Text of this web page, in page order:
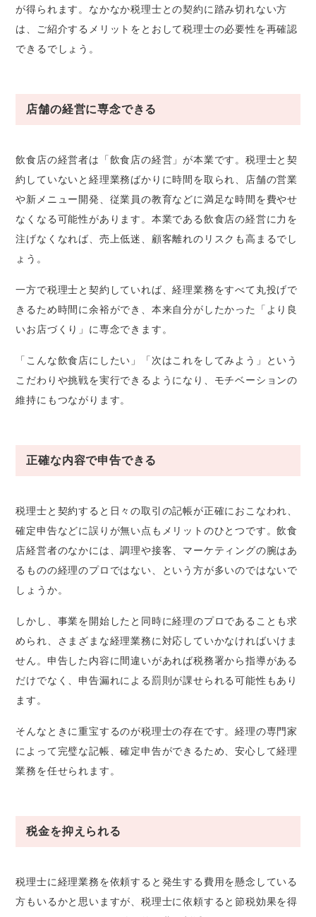
が得られます。なかなか税理士との契約に踏み切れない方
は、ご紹介するメリットをとおして税理士の必要性を再確認
できるでしょう。
店舗の経営に専念できる
飲食店の経営者は「飲食店の経営」が本業です。税理士と契
約していないと経理業務ばかりに時間を取られ、店舗の営業
や新メニュー開発、従業員の教育などに満足な時間を費やせ
なくなる可能性があります。本業である飲食店の経営に力を
注げなくなれば、売上低迷、顧客離れのリスクも高まるでし
ょう。
一方で税理士と契約していれば、経理業務をすべて丸投げで
きるため時間に余裕ができ、本来自分がしたかった「より良
いお店づくり」に専念できます。
「こんな飲食店にしたい」「次はこれをしてみよう」という
こだわりや挑戦を実行できるようになり、モチベーションの
維持にもつながります。
正確な内容で申告できる
税理士と契約すると日々の取引の記帳が正確におこなわれ、
確定申告などに誤りが無い点もメリットのひとつです。飲食
店経営者のなかには、調理や接客、マーケティングの腕はあ
るものの経理のプロではない、という方が多いのではないで
しょうか。
しかし、事業を開始したと同時に経理のプロであることも求
められ、さまざまな経理業務に対応していかなければいけま
せん。申告した内容に間違いがあれば税務署から指導がある
だけでなく、申告漏れによる罰則が課せられる可能性もあり
ます。
そんなときに重宝するのが税理士の存在です。経理の専門家
によって完璧な記帳、確定申告ができるため、安心して経理
業務を任せられます。
税金を抑えられる
税理士に経理業務を依頼すると発生する費用を懸念している
方もいるかと思いますが、税理士に依頼すると節税効果を得